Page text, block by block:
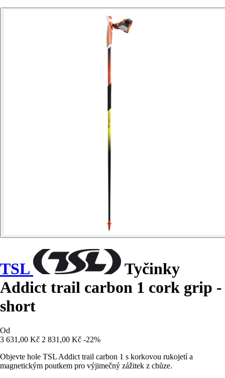
TSL
Tyčinky
Addict trail carbon 1 cork grip -
short
Od
3 631,00 Kč 2 831,00 Kč -22%
Objevte hole TSL Addict trail carbon 1 s korkovou rukojetí a
magnetickým poutkem pro výjimečný zážitek z chůze.